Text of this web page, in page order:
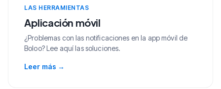
LAS HERRAMIENTAS
Aplicación móvil
¿Problemas con las notificaciones en la app móvil de
Boloo? Lee aquí las soluciones.
Leer más →